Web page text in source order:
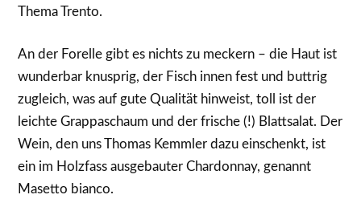
Thema Trento.
An der Forelle gibt es nichts zu meckern – die Haut ist
wunderbar knusprig, der Fisch innen fest und buttrig
zugleich, was auf gute Qualität hinweist, toll ist der
leichte Grappaschaum und der frische (!) Blattsalat. Der
Wein, den uns Thomas Kemmler dazu einschenkt, ist
ein im Holzfass ausgebauter Chardonnay, genannt
Masetto bianco.